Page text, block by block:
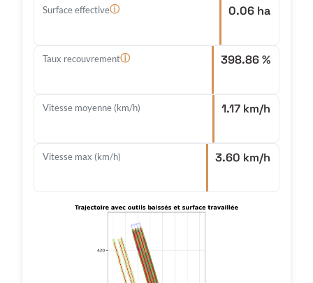
Surface effectiveⓘ 0.06 ha
Taux recouvrementⓘ 398.86 %
Vitesse moyenne (km/h) 1.17 km/h
Vitesse max (km/h) 3.60 km/h